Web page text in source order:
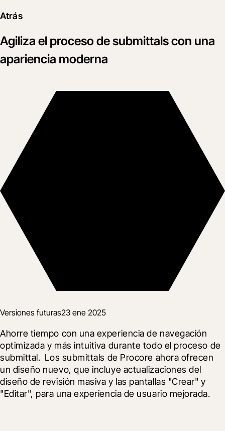
Atrás
Agiliza el proceso de submittals con una
apariencia moderna
Versiones futuras23 ene 2025
Ahorre tiempo con una experiencia de navegación
optimizada y más intuitiva durante todo el proceso de
submittal.  Los submittals de Procore ahora ofrecen
un diseño nuevo, que incluye actualizaciones del
diseño de revisión masiva y las pantallas "Crear" y
"Editar", para una experiencia de usuario mejorada.